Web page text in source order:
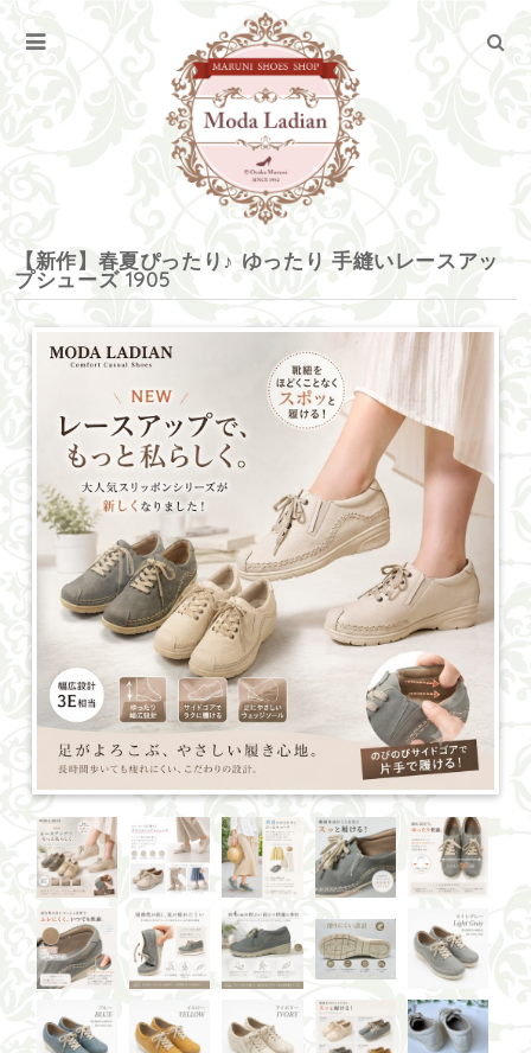
【新作】春夏ぴったり♪ ゆったり 手縫いレースアッ
プシューズ 1905